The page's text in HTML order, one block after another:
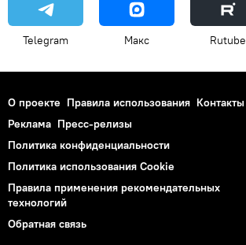
Telegram Макс Rutube
О проекте Правила использования Контакты
Реклама Пресс-релизы
Политика конфиденциальности
Политика использования Cookie
Правила применения рекомендательных
технологий
Обратная связь